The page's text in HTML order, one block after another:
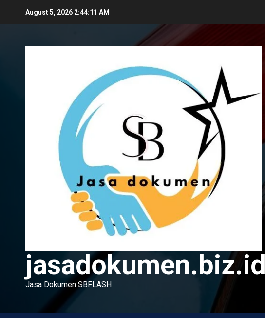
August 5, 2026 2:44:12 AM
jasadokumen.biz.id
Jasa Dokumen SBFLASH